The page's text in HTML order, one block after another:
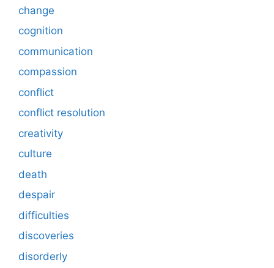
change
cognition
communication
compassion
conflict
conflict resolution
creativity
culture
death
despair
difficulties
discoveries
disorderly